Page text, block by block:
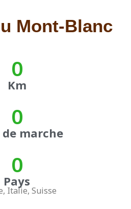
Mont-Blanc
Km
0
marche
0
Pays
0
Italie, Suisse